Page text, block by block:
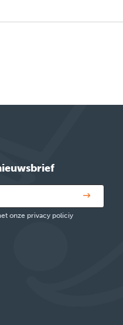
onze privacy policiy